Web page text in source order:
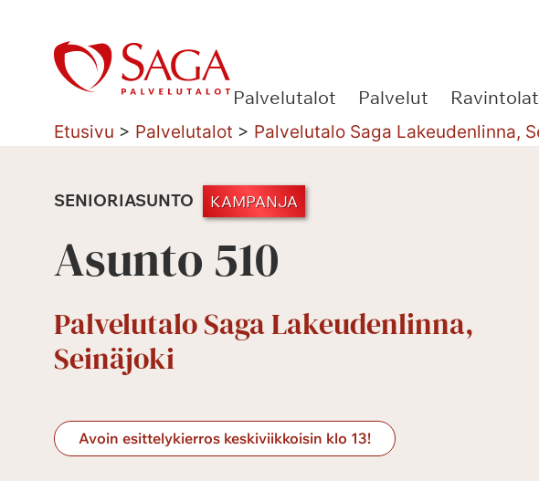
sisältöön
Palvelutalot Palvelut Ravintolat
Etusivu > Palvelutalot > Palvelutalo Saga Lakeudenlinna,
SENIORIASUNTO KAMPANJA
Asunto 510
Palvelutalo Saga Lakeudenlinna,
Seinäjoki
Avoin esittelykierros keskiviikkoisin klo 13!